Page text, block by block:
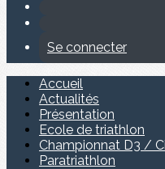
Se connecter
Accueil
Actualités
Présentation
Ecole de triathlon
Championnat D3 /
Paratriathlon